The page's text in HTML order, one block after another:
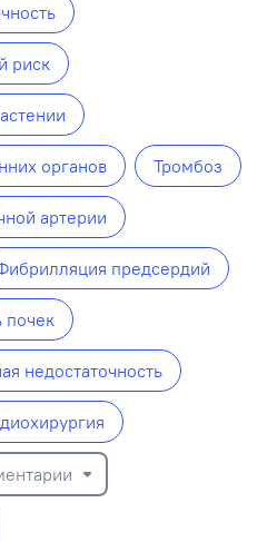
риск
органов Тромбоз
артерии
предсердий
почек
недостаточность